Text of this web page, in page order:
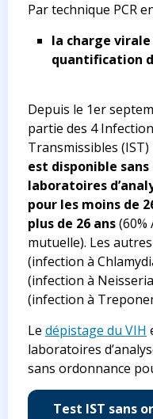
Par technique PCR
la charge
quantification
Depuis le 1er
partie des 4
Transmissibles
est disponible
laboratoires
pour les moins de
plus de 26 ans(60%
mutuelle). Les
(infection à
(infection à
(infection à
Le dépistage du VIH
laboratoires
sans ordonnance
Test IST sans